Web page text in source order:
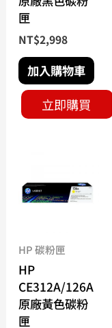
匣
NT$2,998
加入購物車
立即購買
HP 碳粉匣
HP
CE312A/126A
原廠黃色碳粉
匣